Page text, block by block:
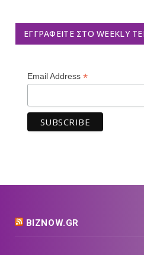
ΕΓΓΡΑΦΕΊΤΕ ΣΤΟ WEEKLY
Email Address *
BIZNOW.GR